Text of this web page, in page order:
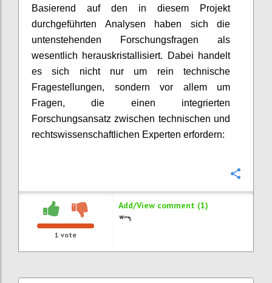
Basierend auf den in diesem Projekt
durchgeführten Analysen haben sich die
untenstehenden Forschungsfragen als
wesentlich herauskristallisiert. Dabei handelt
es sich nicht nur um rein technische
Fragestellungen, sondern vor allem um
Fragen, die einen integrierten
Forschungsansatz zwischen technischen und
rechtswissenschaftlichen Experten erfordern:
1 vote
Add/View comment (1)